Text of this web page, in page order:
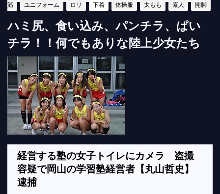
筋
ユニフォーム ロリ 下着 体操服 太もも 素人 開脚
ハミ尻、食い込み、パンチラ、ぱい
チラ！！何でもありな陸上少女たち
経営する塾の女子トイレにカメラ 盗撮
容疑で岡山の学習塾経営者【丸山哲史】
逮捕